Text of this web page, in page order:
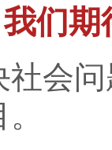
我们期
会